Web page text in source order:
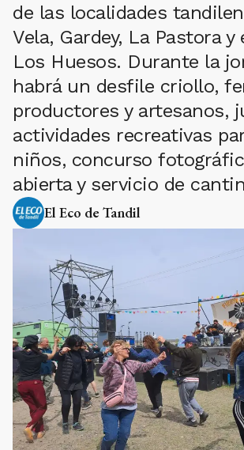
de las localidades
Vela, Gardey, La Pastora y
Los Huesos. Durante la
habrá un desfile criollo,
productores y artesanos,
actividades recreativas
niños, concurso
abierta y servicio de
El Eco de Tandil